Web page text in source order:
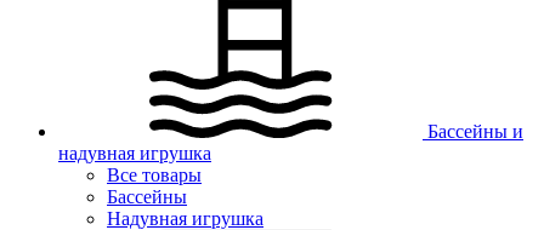
Бассейны и
надувная игрушка
Все товары
Бассейны
Надувная игрушка